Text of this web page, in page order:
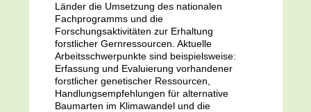
Länder die Umsetzung des nationalen
Fachprogramms und die
Forschungsaktivitäten zur Erhaltung
forstlicher Gernressourcen. Aktuelle
Arbeitsschwerpunkte sind beispielsweise:
Erfassung und Evaluierung vorhandener
forstlicher genetischer Ressourcen,
Handlungsempfehlungen für alternative
Baumarten im Klimawandel und die